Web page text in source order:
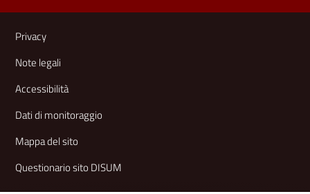
Link e informazioni utili
Privacy
Note legali
Accessibilità
Dati di monitoraggio
Mappa del sito
Questionario sito DISUM